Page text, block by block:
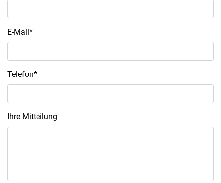
E-Mail*
Telefon*
Ihre Mitteilung